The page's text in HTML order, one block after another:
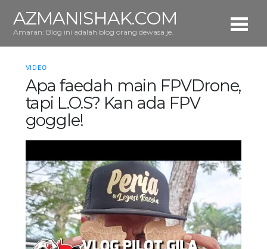
AZMANISHAK.COM
Amaran: Blog ini adalah blog orang dewasa je.
VIDEO
Apa faedah main FPVDrone,
tapi L.O.S? Kan ada FPV
goggle!